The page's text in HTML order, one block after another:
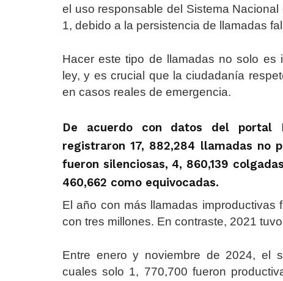
el uso responsable del Sistema
1, debido a la persistencia de llamadas
Hacer este tipo de llamadas no solo es
ley, y es crucial que la ciudadanía
en casos reales de emergencia.
De acuerdo con datos del portal
registraron 17, 882,284 llamadas no
fueron silenciosas, 4, 860,139
460,662 como equivocadas.
El año con más llamadas
con tres millones. En contraste, 2021
Entre enero y noviembre de 2024, el
cuales solo 1, 770,700 fueron